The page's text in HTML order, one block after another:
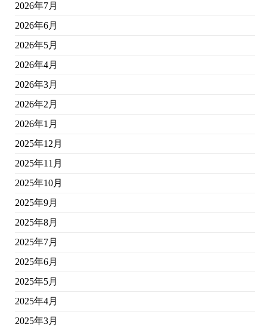
2026年7月
2026年6月
2026年5月
2026年4月
2026年3月
2026年2月
2026年1月
2025年12月
2025年11月
2025年10月
2025年9月
2025年8月
2025年7月
2025年6月
2025年5月
2025年4月
2025年3月